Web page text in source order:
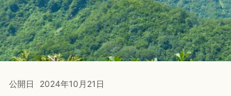
公開日 2024年10月21日